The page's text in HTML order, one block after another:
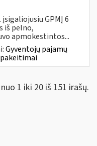
įsigaliojusiu GPMĮ 6
iš pelno,
apmokestintos...
Gyventojų pajamų
1 iki 20 iš 151 irašų.